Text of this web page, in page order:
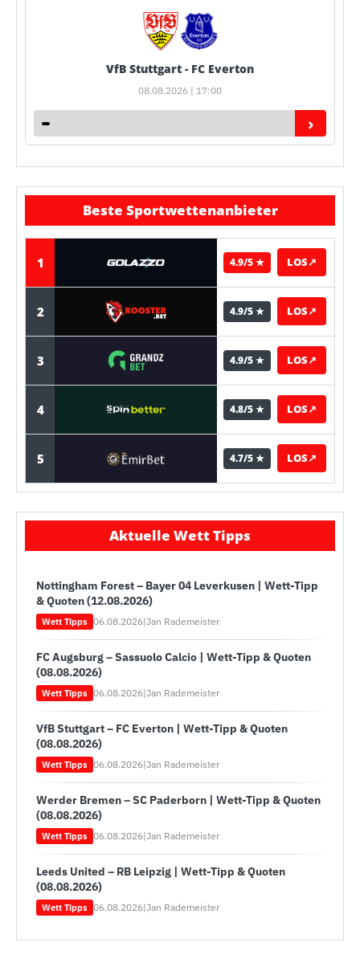
VfB Stuttgart - FC Everton
08.08.2026 | 17:00
›
Beste Sportwettenanbieter
1 4.9/5 ★ LOS↗
2 4.9/5 ★ LOS↗
3 4.9/5 ★ LOS↗
4 4.8/5 ★ LOS↗
5 4.7/5 ★ LOS↗
Aktuelle Wett Tipps
Nottingham Forest – Bayer 04 Leverkusen | Wett-Tipp
& Quoten (12.08.2026)
Wett Tipps 06.08.2026|Jan Rademeister
FC Augsburg – Sassuolo Calcio | Wett-Tipp & Quoten
(08.08.2026)
Wett Tipps 06.08.2026|Jan Rademeister
VfB Stuttgart – FC Everton | Wett-Tipp & Quoten
(08.08.2026)
Wett Tipps 06.08.2026|Jan Rademeister
Werder Bremen – SC Paderborn | Wett-Tipp & Quoten
(08.08.2026)
Wett Tipps 06.08.2026|Jan Rademeister
Leeds United – RB Leipzig | Wett-Tipp & Quoten
(08.08.2026)
Wett Tipps 06.08.2026|Jan Rademeister